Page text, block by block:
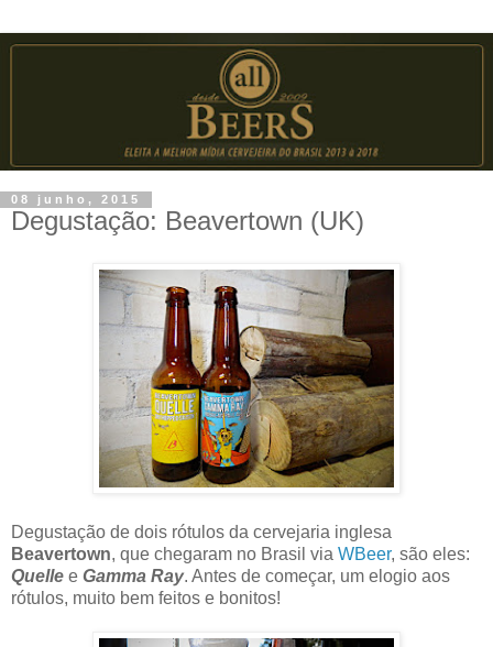
08 junho, 2015
Degustação: Beavertown (UK)
Degustação de dois rótulos da cervejaria inglesa
Beavertown, que chegaram no Brasil via WBeer, são eles:
Quelle e Gamma Ray. Antes de começar, um elogio aos
rótulos, muito bem feitos e bonitos!